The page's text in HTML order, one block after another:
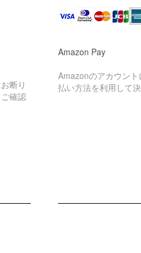
断り
確認
Amazon Pay
Amazonのアカウン
払い方法を利用して決